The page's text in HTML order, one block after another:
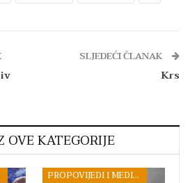
SLJEDEĆI ČLANAK
Krs
OVE KATEGORIJE
PROPOVIJEDI I MEDITACIJE